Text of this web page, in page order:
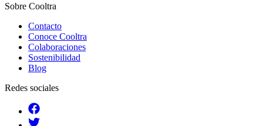
Sobre Cooltra
Contacto
Conoce Cooltra
Colaboraciones
Sostenibilidad
Blog
Redes sociales